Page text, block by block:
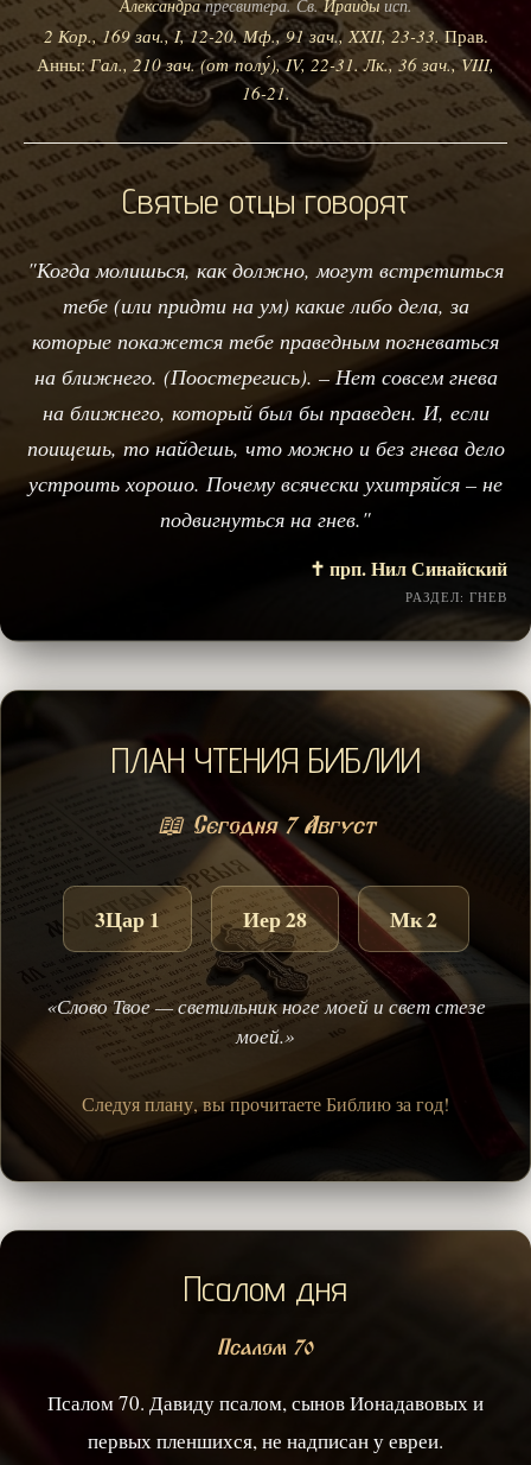
Александрапресвитера. Св.Ираидыисп.
2 Кор., 169 зач., I, 12-20. Мф., 91 зач., XXII, 23-33.Прав.
Анны:Гал., 210 зач. (от полу́), IV, 22-31. Лк., 36 зач., VIII,
16-21.
Святые отцы говорят
"Когда молишься, как должно, могут встретиться
тебе (или придти на ум) какие либо дела, за
которые покажется тебе праведным погневаться
на ближнего. (Поостерегись). – Нет совсем гнева
на ближнего, который был бы праведен. И, если
поищешь, то найдешь, что можно и без гнева дело
устроить хорошо. Почему всячески ухитряйся – не
подвигнуться на гнев."
✝️ прп. Нил Синайский
РАЗДЕЛ: ГНЕВ
ПЛАН ЧТЕНИЯ БИБЛИИ
📖 Сегодня 7 Август
3Цар 1 Иер 28 Мк 2
«Слово Твое — светильник ноге моей и свет стезе
моей.»
Следуя плану, вы прочитаете Библию за год!
Псалом дня
Псалом 70
Псалом 70. Давиду псалом, сынов Ионадавовых и
первых пленшихся, не надписан у евреи.